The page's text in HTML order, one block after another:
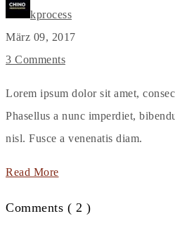
kprocess
März 09, 2017
3 Comments
Lorem ipsum dolor sit amet,
Phasellus a nunc imperdiet,
nisl. Fusce a venenatis diam.
Read More
Comments ( 2 )